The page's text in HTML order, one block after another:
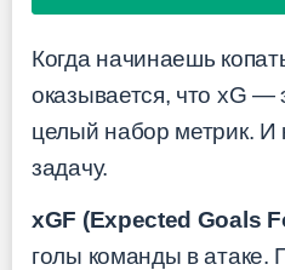
Когда начинаешь
оказывается, что xG
целый набор метрик.
задачу.
xGF (Expected Goals
голы команды в атаке.